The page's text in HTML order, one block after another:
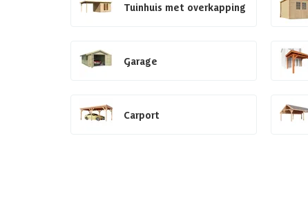
Tuinhuis met overkapping
Garage
Carport